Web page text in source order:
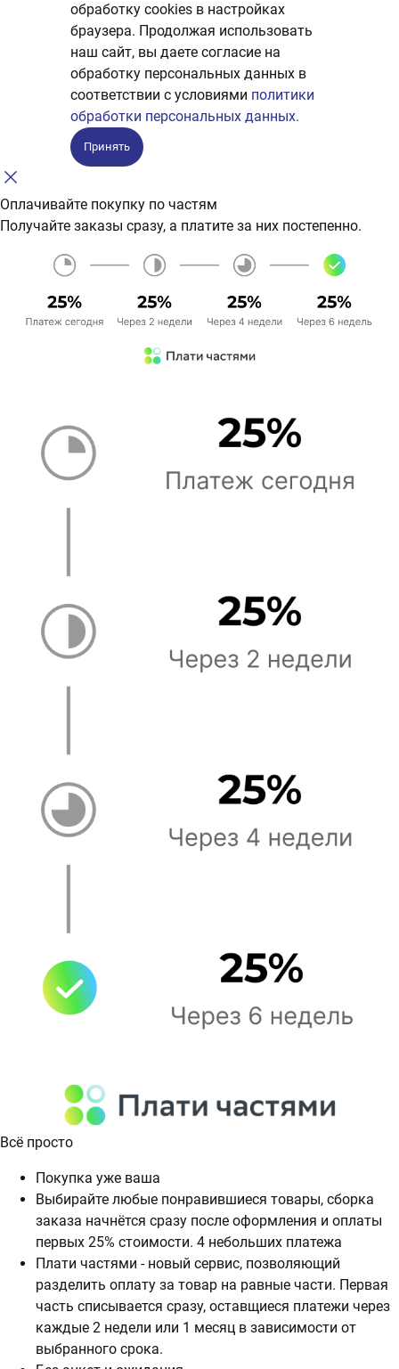
обработку сookies в настройках
браузера. Продолжая использовать
наш сайт, вы даете согласие на
обработку персональных данных в
соответствии с условиями политики
обработки персональных данных.
Принять
Оплачивайте покупку по частям
Получайте заказы сразу, а платите за них постепенно.
Всё просто
Покупка уже ваша
Выбирайте любые понравившиеся товары, сборка
заказа начнётся сразу после оформления и оплаты
первых 25% стоимости. 4 небольших платежа
Плати частями - новый сервис, позволяющий
разделить оплату за товар на равные части. Первая
часть списывается сразу, оставщиеся платежи через
каждые 2 недели или 1 месяц в зависимости от
выбранного срока.